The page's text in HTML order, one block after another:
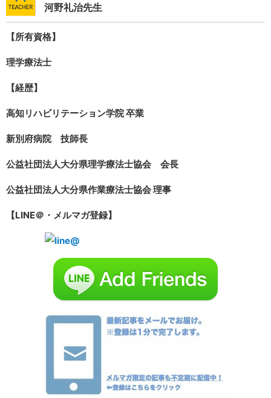
河野礼治先生
【所有資格】
理学療法士
【経歴】
高知リハビリテーション学院 卒業
新別府病院 技師長
公益社団法人大分県理学療法士協会 会長
公益社団法人大分県作業療法士協会 理事
【LINE＠・メルマガ登録】